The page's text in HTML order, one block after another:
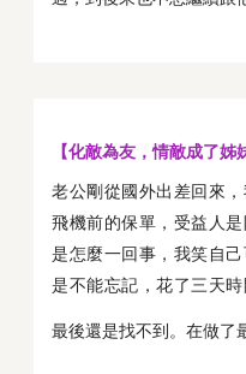
【化敵為友，情敵成了姊
老公剛從國外出差回來
飛機前的保單，受益人
是怎麼一回事，我笑自
是不能忘記，花了三天
最後還是找不到。在做了